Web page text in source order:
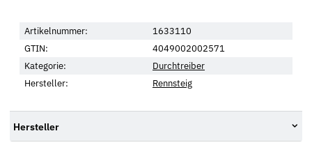
Artikelnummer:
1633110
GTIN:
4049002002571
Kategorie:
Durchtreiber
Hersteller:
Rennsteig
Hersteller